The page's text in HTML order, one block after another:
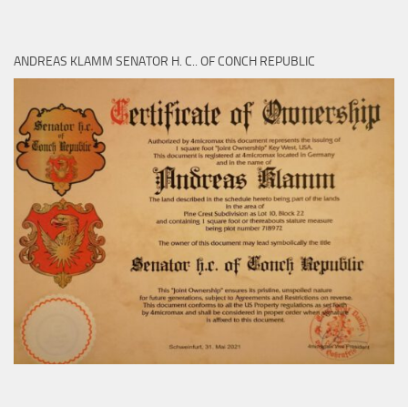
ANDREAS KLAMM SENATOR H. C.. OF CONCH REPUBLIC